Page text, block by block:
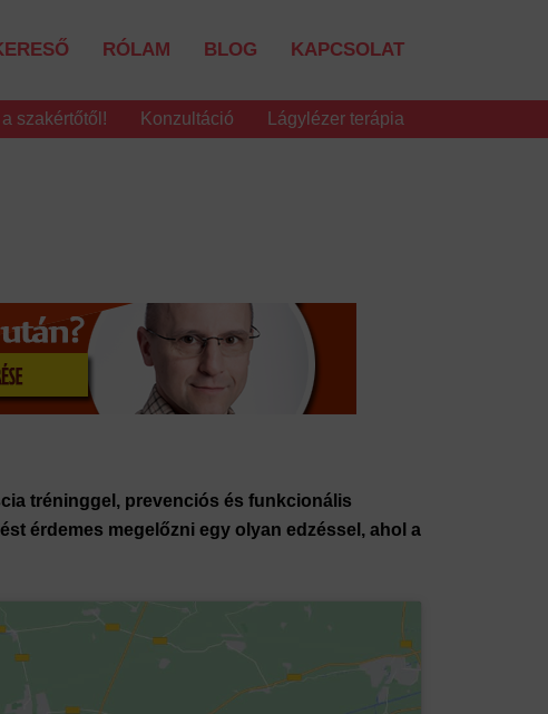
RÓLAM BLOG KAPCSOLAT
szakértőtől! Konzultáció Lágylézer terápia
tréninggel, prevenciós és funkcionális
érdemes megelőzni egy olyan edzéssel, ahol a